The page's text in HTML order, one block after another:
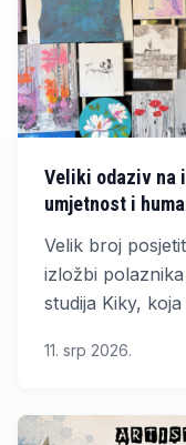
Veliki odaziv na
umjetnost i
Velik broj
izložbi
studija Kiky,
plemenitih ciljeva.
11. srp 2026.